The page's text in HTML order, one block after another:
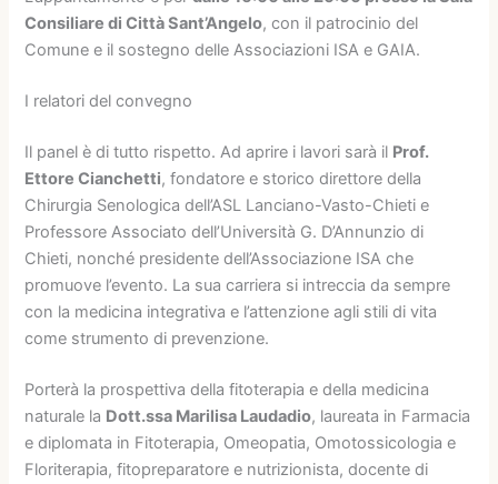
Consiliare di Città Sant’Angelo, con il patrocinio del
Comune e il sostegno delle Associazioni ISA e GAIA.
I relatori del convegno
Il panel è di tutto rispetto. Ad aprire i lavori sarà il Prof.
Ettore Cianchetti, fondatore e storico direttore della
Chirurgia Senologica dell’ASL Lanciano-Vasto-Chieti e
Professore Associato dell’Università G. D’Annunzio di
Chieti, nonché presidente dell’Associazione ISA che
promuove l’evento. La sua carriera si intreccia da sempre
con la medicina integrativa e l’attenzione agli stili di vita
come strumento di prevenzione.
Porterà la prospettiva della fitoterapia e della medicina
naturale la Dott.ssa Marilisa Laudadio, laureata in Farmacia
e diplomata in Fitoterapia, Omeopatia, Omotossicologia e
Floriterapia, fitopreparatore e nutrizionista, docente di